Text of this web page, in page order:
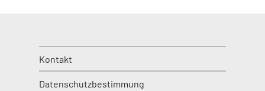
Kontakt
Datenschutzbestimmung